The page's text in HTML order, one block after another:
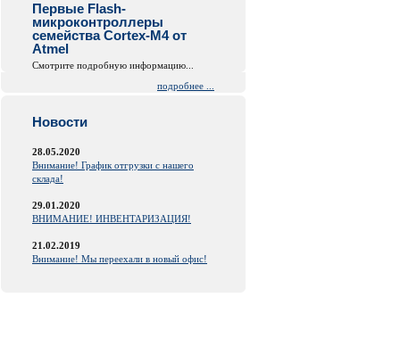
Первые Flash-
микроконтроллеры
семейства Cortex-M4 от
Atmel
Смотрите подробную информацию...
подробнее ...
Новости
28.05.2020
Внимание! График отгрузки с нашего
склада!
29.01.2020
ВНИМАНИЕ! ИНВЕНТАРИЗАЦИЯ!
21.02.2019
Внимание! Мы переехали в новый офис!